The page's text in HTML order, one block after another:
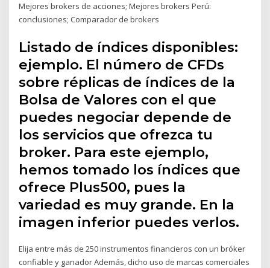
Mejores brokers de acciones; Mejores brokers Perú:
conclusiones; Comparador de brokers
Listado de índices disponibles:
ejemplo. El número de CFDs
sobre réplicas de índices de la
Bolsa de Valores con el que
puedes negociar depende de
los servicios que ofrezca tu
broker. Para este ejemplo,
hemos tomado los índices que
ofrece Plus500, pues la
variedad es muy grande. En la
imagen inferior puedes verlos.
Elija entre más de 250 instrumentos financieros con un bróker
confiable y ganador Además, dicho uso de marcas comerciales